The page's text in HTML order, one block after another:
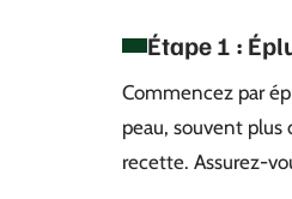
Étape 1 :
Commencez par
peau, souvent
recette. Assurez-